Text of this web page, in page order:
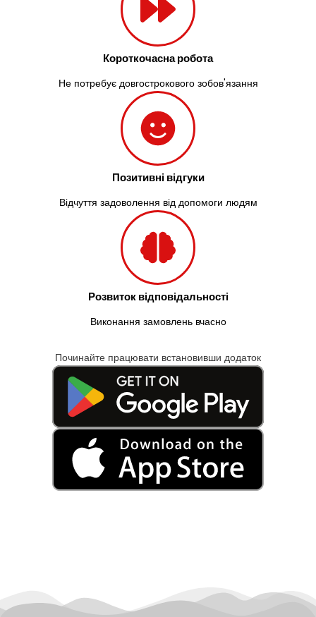
Короткочасна робота
Не потребує довгострокового зобов'язання
Позитивні відгуки
Відчуття задоволення від допомоги людям
Розвиток відповідальності
Виконання замовлень вчасно
Починайте працювати встановивши додаток